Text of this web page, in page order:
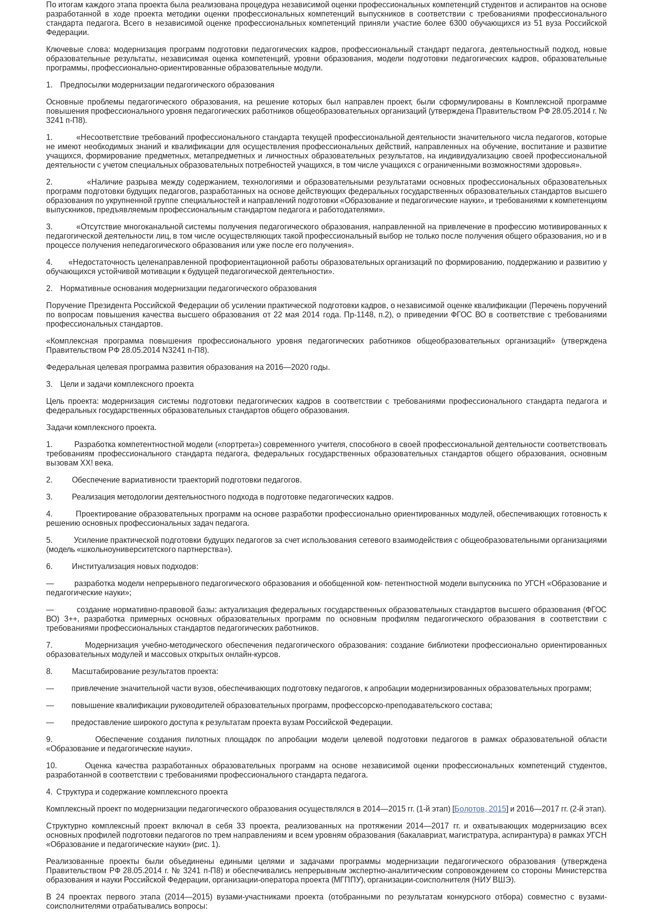
По итогам каждого этапа проекта была реализована процедура независимой оценки профессиональных компетенций студентов и аспирантов на основе
разработанной в ходе проекта методики оценки профессиональных компетенций выпускников в соответствии с требованиями профессионального
стандарта педагога. Всего в независимой оценке профессиональных компетенций приняли участие более 6300 обучающихся из 51 вуза Российской
Федерации.
Ключевые слова: модернизация программ подготовки педагогических кадров, профессиональный стандарт педагога, деятельностный подход, новые
образовательные результаты, независимая оценка компетенций, уровни образования, модели подготовки педагогических кадров, образовательные
программы, профессионально-ориентированные образовательные модули.
1. Предпосылки модернизации педагогического образования
Основные проблемы педагогического образования, на решение которых был направлен проект, были сформулированы в Комплексной программе
повышения профессионального уровня педагогических работников общеобразовательных организаций (утверждена Правительством РФ 28.05.2014 г. №
3241 п-П8).
1.
«Несоответствие требований профессионального стандарта текущей профессиональной деятельности значительного числа педагогов, которые
не имеют необходимых знаний и квалификации для осуществления профессиональных действий, направленных на обучение, воспитание и развитие
учащихся, формирование предметных, метапредметных и личностных образовательных результатов, на индивидуализацию своей профессиональной
деятельности с учетом специальных образовательных потребностей учащихся, в том числе учащихся с ограниченными возможностями здоровья».
2.
«Наличие разрыва между содержанием, технологиями и образовательными результатами основных профессиональных образовательных
программ подготовки будущих педагогов, разработанных на основе действующих федеральных государственных образовательных стандартов высшего
образования по укрупненной группе специальностей и направлений подготовки «Образование и педагогические науки», и требованиями к компетенциям
выпускников, предъявляемым профессиональным стандартом педагога и работодателями».
3.
«Отсутствие многоканальной системы получения педагогического образования, направленной на привлечение в профессию мотивированных к
педагогической деятельности лиц, в том числе осуществляющих такой профессиональный выбор не только после получения общего образования, но и в
процессе получения непедагогического образования или уже после его получения».
4.«Недостаточность целенаправленной профориентационной работы образовательных организаций по формированию, поддержанию и развитию у
обучающихся устойчивой мотивации к будущей педагогической деятельности».
2. Нормативные основания модернизации педагогического образования
Поручение Президента Российской Федерации об усилении практической подготовки кадров, о независимой оценке квалификации (Перечень поручений
по вопросам повышения качества высшего образования от 22 мая 2014 года. Пр-1148, п.2), о приведении ФГОС ВО в соответствие с требованиями
профессиональных стандартов.
«Комплексная программа повышения профессионального уровня педагогических работников общеобразовательных организаций» (утверждена
Правительством РФ 28.05.2014 N3241 п-П8).
Федеральная целевая программа развития образования на 2016—2020 годы.
3. Цели и задачи комплексного проекта
Цель проекта: модернизация системы подготовки педагогических кадров в соответствии с требованиями профессионального стандарта педагога и
федеральных государственных образовательных стандартов общего образования.
Задачи комплексного проекта.
1.
Разработка компетентностной модели («портрета») современного учителя, способного в своей профессиональной деятельности соответствовать
требованиям профессионального стандарта педагога, федеральных государственных образовательных стандартов общего образования, основным
вызовам ХХ! века.
2. Обеспечение вариативности траекторий подготовки педагогов.
3. Реализация методологии деятельностного подхода в подготовке педагогических кадров.
4.
Проектирование образовательных программ на основе разработки профессионально ориентированных модулей, обеспечивающих готовность к
решению основных профессиональных задач педагога.
5.
Усиление практической подготовки будущих педагогов за счет использования сетевого взаимодействия с общеобразовательными организациями
(модель «школьно­университетского партнерства»).
6. Институализация новых подходов:
—
разработка модели непрерывного педагогического образования и обобщенной ком- петентностной модели выпускника по УГСН «Образование и
педагогические науки»;
—
создание нормативно-правовой базы: актуализация федеральных государственных образовательных стандартов высшего образования (ФГОС
ВО) 3++, разработка примерных основных образовательных программ по основным профилям педагогического образования в соответствии с
требованиями профессиональных стандартов педагогических работников.
7.
Модернизация учебно-методического обеспечения педагогического образования: создание библиотеки профессионально ориентированных
образовательных модулей и массовых открытых онлайн-курсов.
8. Масштабирование результатов проекта:
— привлечение значительной части вузов, обеспечивающих подготовку педагогов, к апробации модернизированных образовательных программ;
— повышение квалификации руководителей образовательных программ, профессорско-преподавательского состава;
— предоставление широкого доступа к результатам проекта вузам Российской Федерации.
9.
Обеспечение создания пилотных площадок по апробации модели целевой подготовки педагогов в рамках образовательной области
«Образование и педагогические науки».
10.
Оценка качества разработанных образовательных программ на основе независимой оценки профессиональных компетенций студентов,
разработанной в соответствии с требованиями профессионального стандарта педагога.
4. Структура и содержание комплексного проекта
Комплексный проект по модернизации педагогического образования осуществлялся в 2014—2015 гг. (1-й этап) [Болотов, 2015] и 2016—2017 гг. (2-й этап).
Структурно комплексный проект включал в себя 33 проекта, реализованных на протяжении 2014—2017 гг. и охватывающих модернизацию всех
основных профилей подготовки педагогов по трем направлениям и всем уровням образования (бакалавриат, магистратура, аспирантура) в рамках УГСН
«Образование и педагогические науки» (рис. 1).
Реализованные проекты были объединены едиными целями и задачами программы модернизации педагогического образования (утверждена
Правительством РФ 28.05.2014 г. № 3241 п-П8) и обеспечивались непрерывным экспертно-аналитическим сопровождением со стороны Министерства
образования и науки Российской Федерации, организации-оператора проекта (МГППУ), организации-соисполнителя (НИУ ВШЭ).
В 24 проектах первого этапа (2014—2015) вузами-участниками проекта (отобранными по результатам конкурсного отбора) совместно с вузами-
соисполнителями отрабатывались вопросы: